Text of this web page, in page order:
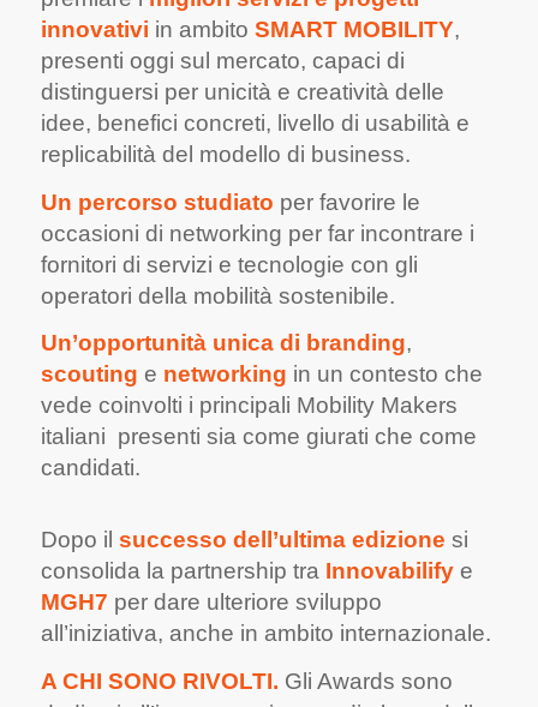
innovativi in ambito SMART MOBILITY,
presenti oggi sul mercato, capaci di
distinguersi per unicità e creatività delle
idee, benefici concreti, livello di usabilità e
replicabilità del modello di business.
Un percorso studiato per favorire le
occasioni di networking per far incontrare i
fornitori di servizi e tecnologie con gli
operatori della mobilità sostenibile.
Un’opportunitàunica di branding,
scouting e networking in un contesto che
vede coinvolti i principali Mobility Makers
italiani presenti sia come giurati che come
candidati.
Dopo il successo dell’ultima edizione si
consolida la partnership tra Innovabilify e
MGH7 per dare ulteriore sviluppo
all’iniziativa, anche in ambito internazionale.
A CHI SONO RIVOLTI. Gli Awards sono